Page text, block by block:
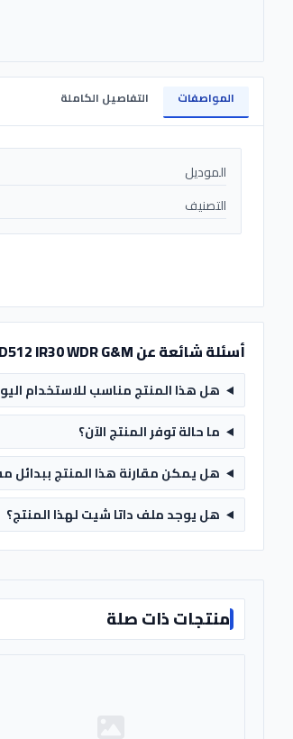
المواصفات التفاصيل الكاملة
الموديل
التصنيف
أسئلة شائعة عن CAM UNV IP 2MP BULLET MIC SD512 IR30 WDR G&M
هل هذا المنتج مناسب للاستخدام
ما حالة توفر المنتج الآن؟
هل يمكن مقارنة هذا المنتج ببدائل
هل يوجد ملف داتا شيت لهذا المنتج؟
منتجات ذات صلة